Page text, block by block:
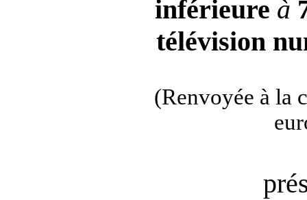
inférieure à
télévision
(Renvoyée à la